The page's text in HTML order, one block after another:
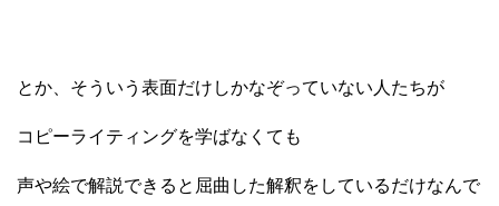
とか、そういう表面だけしかなぞっていない人たちが
コピーライティングを学ばなくても
声や絵で解説できると屈曲した解釈をしているだけなんで